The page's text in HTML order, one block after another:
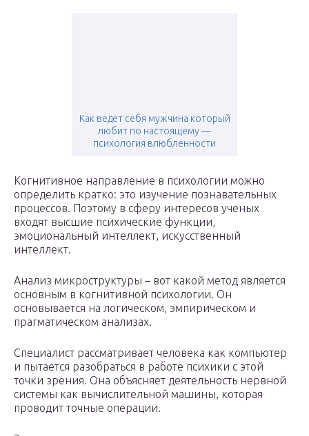
Как ведет себя мужчина который
любит по настоящему —
психология влюбленности
Когнитивное направление в психологии можно
определить кратко: это изучение познавательных
процессов. Поэтому в сферу интересов ученых
входят высшие психические функции,
эмоциональный интеллект, искусственный
интеллект.
Анализ микроструктуры – вот какой метод является
основным в когнитивной психологии. Он
основывается на логическом, эмпирическом и
прагматическом анализах.
Специалист рассматривает человека как компьютер
и пытается разобраться в работе психики с этой
точки зрения. Она объясняет деятельность нервной
системы как вычислительной машины, которая
проводит точные операции.